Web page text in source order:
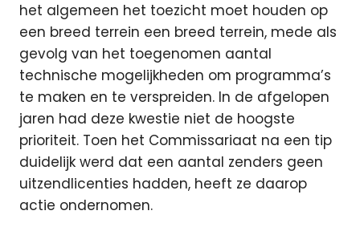
het algemeen het toezicht moet houden op
een breed terrein een breed terrein, mede als
gevolg van het toegenomen aantal
technische mogelijkheden om programma’s
te maken en te verspreiden. In de afgelopen
jaren had deze kwestie niet de hoogste
prioriteit. Toen het Commissariaat na een tip
duidelijk werd dat een aantal zenders geen
uitzendlicenties hadden, heeft ze daarop
actie ondernomen.